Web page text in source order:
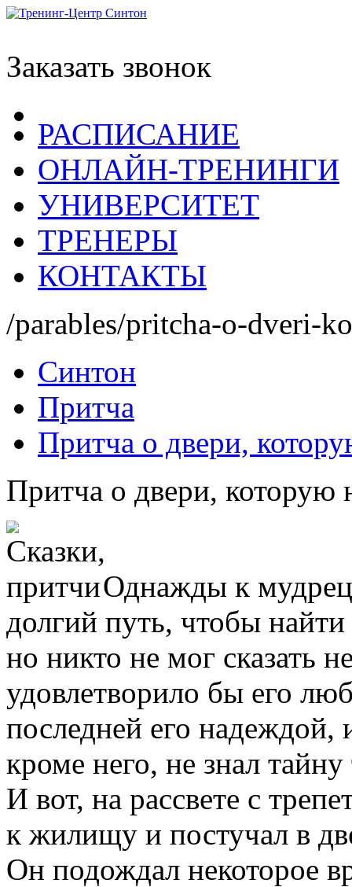
Заказать звонок
РАСПИСАНИЕ
ОНЛАЙН-ТРЕНИНГИ
УНИВЕРСИТЕТ
ТРЕНЕРЫ
КОНТАКТЫ
/parables/pritcha-o-dveri-
Синтон
Притча
Притча о двери,
Притча о двери, которую
Однажды к
долгий путь, чтобы
но никто не мог сказать
удовлетворило бы его
последней его надеждой,
кроме него, не знал
И вот, на рассвете с
к жилищу и постучал в
Он подождал некоторое